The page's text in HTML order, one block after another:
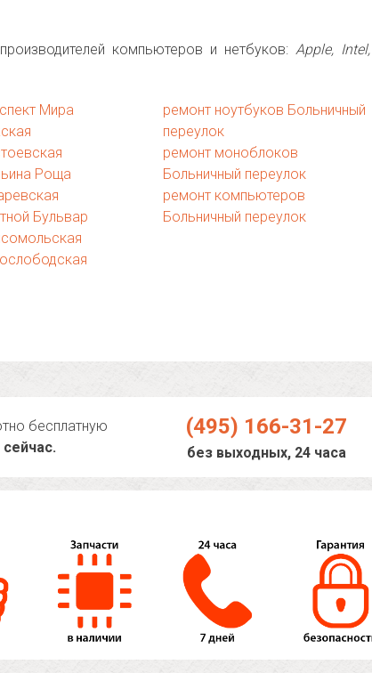
компьютеров и нетбуков: Apple, Intel,
Мира
Роща
Бульвар
ремонт ноутбуков Больничный
переулок
ремонт моноблоков
Больничный переулок
ремонт компьютеров
Больничный переулок
бесплатную
(495) 166-31-27
без выходных, 24 часа